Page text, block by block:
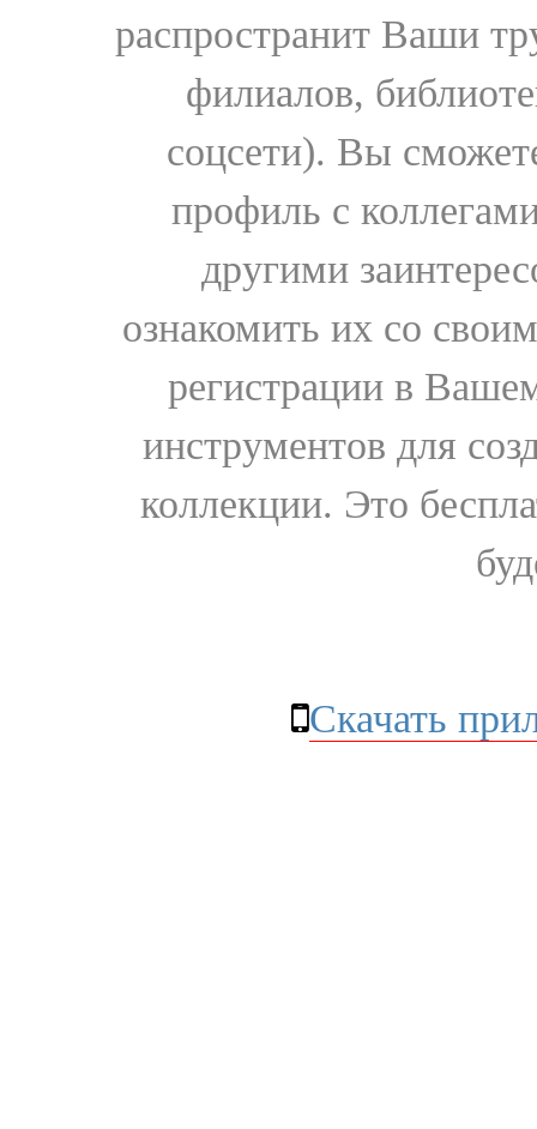
распространит Ваши
филиалов,
соцсети). Вы
профиль с
другими
ознакомить их со
регистрации в
инструментов для
коллекции. Это
Скачать